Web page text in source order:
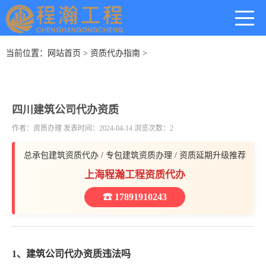
当前位置： 网站首页 > 资质代办指南 >
四川建筑公司代办资质
作者：资质办理 发表时间：2024-04-14 浏览次数：2
总承包建筑资质代办 / 专包建筑资质办理 / 资质延期升级推荐
上海程瀚工程资质代办
☎ 17891910243
1、建筑公司代办资质违法吗